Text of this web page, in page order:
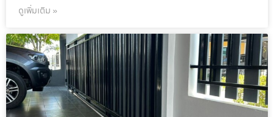
ดูเพิ่มเติม »